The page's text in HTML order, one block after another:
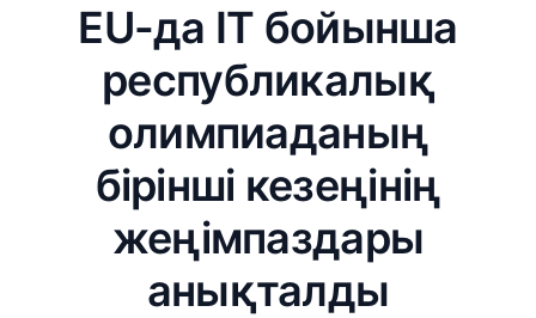
EU-да IT бойынша
республикалық
олимпиаданың
бірінші кезеңінің
жеңімпаздары
анықталды